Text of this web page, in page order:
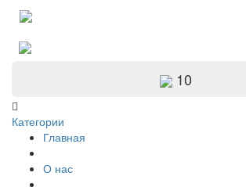
10
Категории
Главная
О нас